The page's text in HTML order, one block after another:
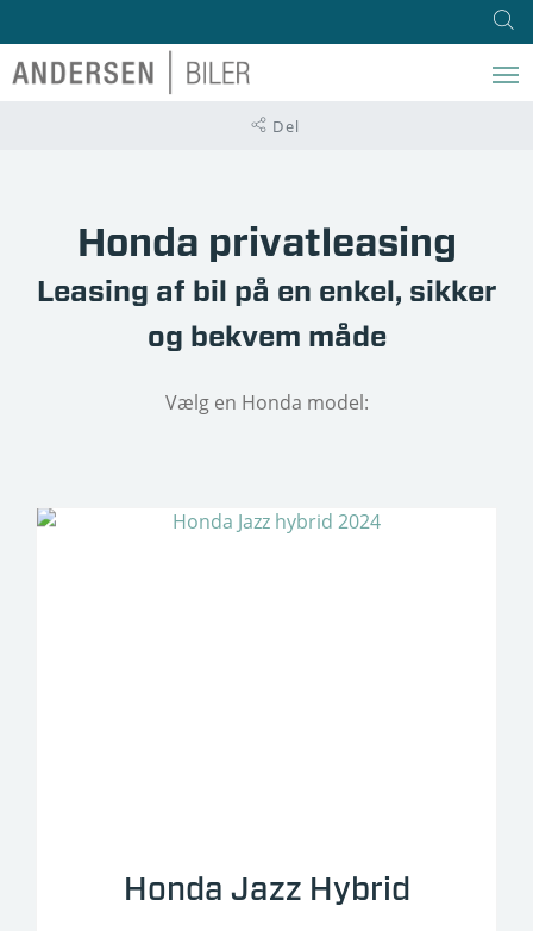
Del
Honda privatleasing
Leasing af bil på en enkel, sikker
og bekvem måde
Vælg en Honda model:
Honda Jazz Hybrid